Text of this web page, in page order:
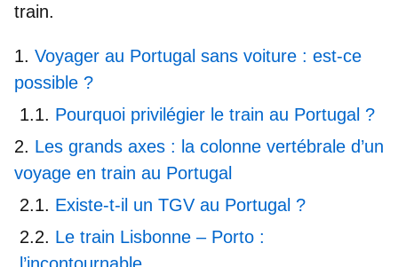
train.
Voyager au Portugal sans voiture : est-ce
possible ?
Pourquoi privilégier le train au Portugal ?
Les grands axes : la colonne vertébrale d’un
voyage en train au Portugal
Existe-t-il un TGV au Portugal ?
Le train Lisbonne – Porto :